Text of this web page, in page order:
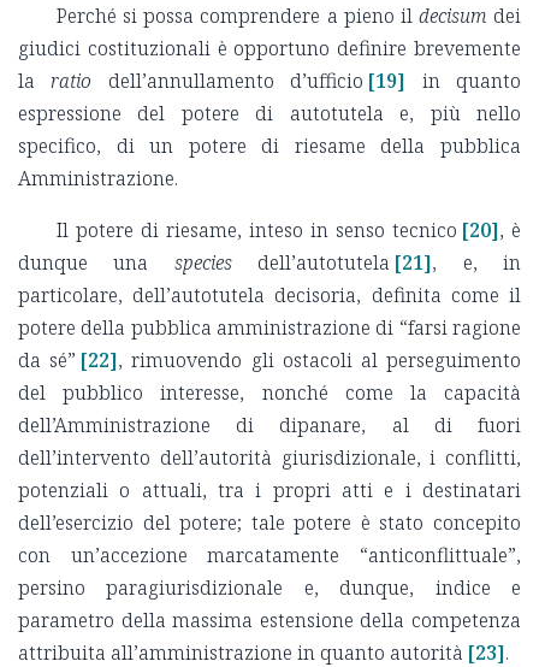
Perché si possa comprendere a pieno il decisum dei
giudici costituzionali è opportuno definire brevemente
laratio dell’annullamento d’ufficio [19] in quanto
espressione del potere di autotutela e, più nello
specifico, di un potere di riesame della pubblica
Amministrazione.
Il potere di riesame, inteso in senso tecnico [20], è
dunque una speciesdell’autotutela [21], e, in
particolare, dell’autotutela decisoria, definita come il
potere della pubblica amministrazione di “farsi ragione
da sé” [22], rimuovendo gli ostacoli al perseguimento
del pubblico interesse, nonché come la capacità
dell’Amministrazione di dipanare, al di fuori
dell’intervento dell’autorità giurisdizionale, i conflitti,
potenziali o attuali, tra i propri atti e i destinatari
dell’esercizio del potere; tale potere è stato concepito
con un’accezione marcatamente “anticonflittuale”,
persino paragiurisdizionale e, dunque, indice e
parametro della massima estensione della competenza
attribuita all’amministrazione in quanto autorità [23].